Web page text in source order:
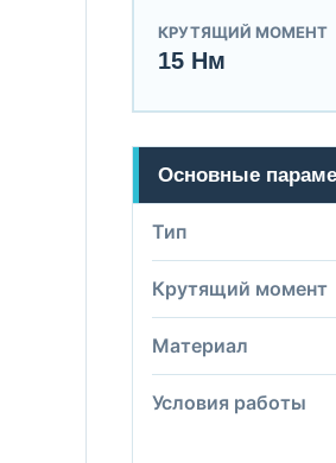
КРУТЯЩИЙ МОМЕНТ
15 Нм
Основные
Тип
Крутящий момент
Материал
Условия работы